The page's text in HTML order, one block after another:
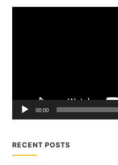
00:00
RECENT POSTS